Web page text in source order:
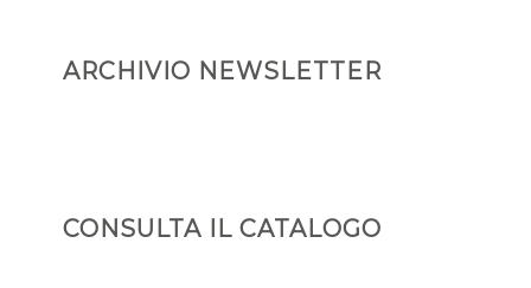
ARCHIVIO NEWSLETTER
CONSULTA IL CATALOGO